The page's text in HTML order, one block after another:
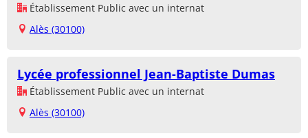
Établissement Public avec un internat
Alès (30100)
Lycée professionnel Jean-Baptiste Dumas
Établissement Public avec un internat
Alès (30100)